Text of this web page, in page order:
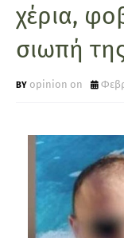
χέρια,
σιωπή
opinion on